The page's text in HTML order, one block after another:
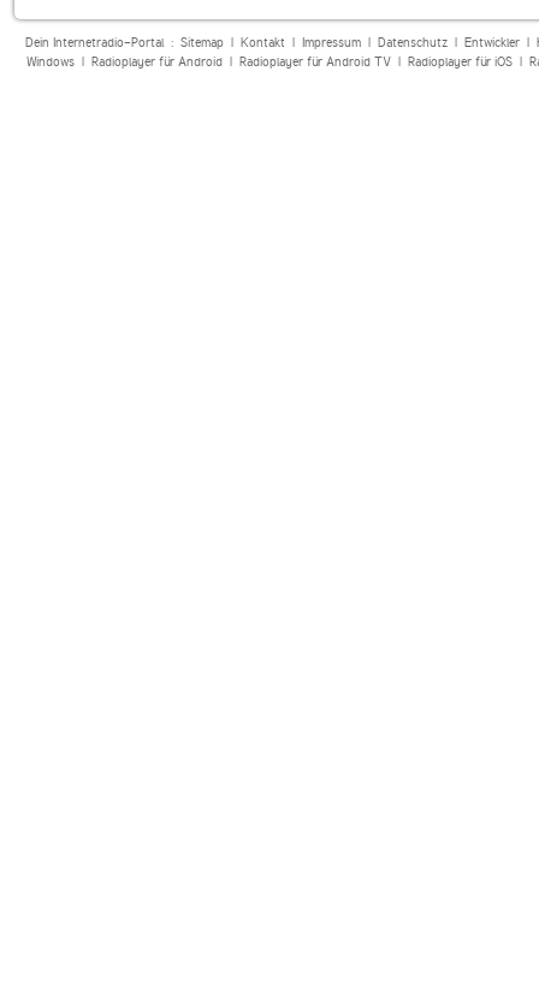
Dein Internetradio-Portal : Sitemap| Kontakt| Impressum| Datenschutz| Entwickler|
Windows| Radioplayer für Android| Radioplayer für Android TV| Radioplayer für iOS|